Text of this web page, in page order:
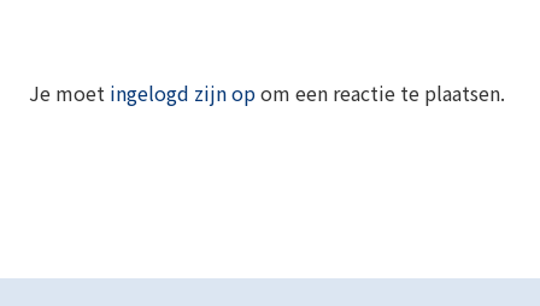
Je moet ingelogd zijn opom een reactie te plaatsen.